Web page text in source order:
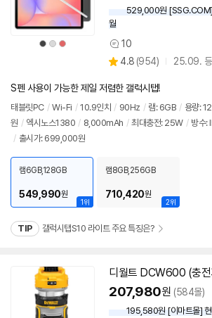
상
품
상
품
상
품
529,000원 [SSG.COM]
월
상
품
견
10
별
점
4.8 (상
리
뷰
954) 25.09.
S펜 사용이 가능한 제일 저렴한 갤럭시탭!
태블릿PC / Wi-Fi / 10.9인치 / 90Hz / 램: 6GB / 용량:
원 / 엑시노스1380 / 8,000mAh / 최대충전: 25W / 방수:
/ 출시가: 699,000원
1위
램6GB,128GB
549,990원
2위
램8GB,256GB
710,420원
TIP 갤럭시탭S10 라이트 주요 특징은?
디월트 DCW600 (충전
207,980원 (584몰)
195,580원 [이마트몰] 현